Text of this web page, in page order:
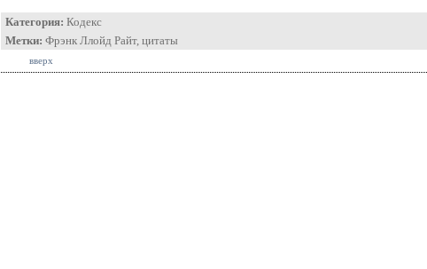
Категория: Кодекс
Метки: Фрэнк Ллойд Райт, цитаты
вверх